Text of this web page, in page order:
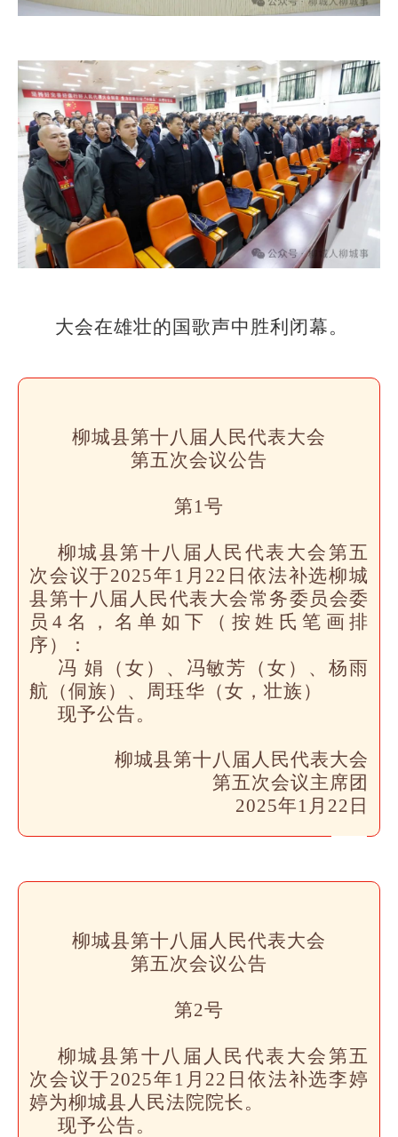
大会在雄壮的国歌声中胜利闭幕。
柳城县第十八届人民代表大会
第五次会议公告
第1号
柳城县第十八届人民代表大会第五
次会议于2025年1月22日依法补选柳城
县第十八届人民代表大会常务委员会委
员4名，名单如下（按姓氏笔画排
序）：
冯 娟（女）、冯敏芳（女）、杨雨
航（侗族）、周珏华（女，壮族）
现予公告。
柳城县第十八届人民代表大会
第五次会议主席团
2025年1月22日
柳城县第十八届人民代表大会
第五次会议公告
第2号
柳城县第十八届人民代表大会第五
次会议于2025年1月22日依法补选李婷
婷为柳城县人民法院院长。
现予公告。